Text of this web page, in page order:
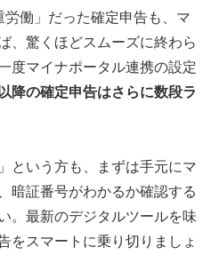
働」だった確定申告も、マ
、驚くほどスムーズに終わら
度マイナポータル連携の設定
降の確定申告はさらに数段ラ
という方も、まずは手元にマ
暗証番号がわかるか確認する
。最新のデジタルツールを味
をスマートに乗り切りましょ